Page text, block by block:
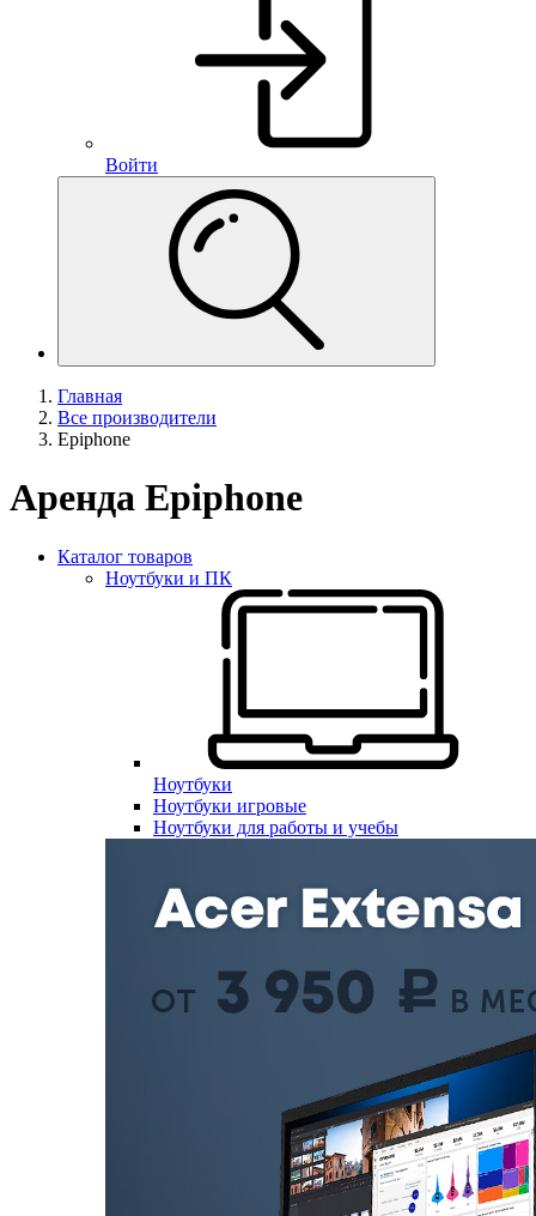
Войти
Главная
Все производители
Epiphone
Аренда Epiphone
Каталог товаров
Ноутбуки и ПК
Ноутбуки
Ноутбуки игровые
Ноутбуки для работы и учебы